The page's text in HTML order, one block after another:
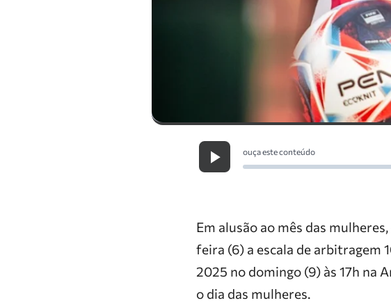
ouça este conteúdo
Em alusão ao mês das
feira (6) a escala de arbitragem
2025 no domingo (9) às 17h na
o dia das mulheres.